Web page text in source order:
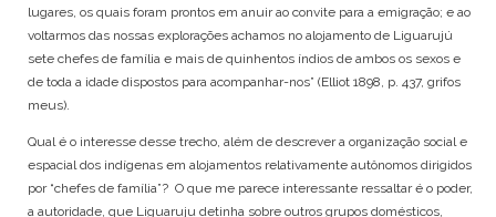
lugares, os quais foram prontos em anuir ao convite para a emigração; e ao
voltarmos das nossas explorações achamos no alojamento de Liguarujú
sete chefes de família e mais de quinhentos índios de ambos os sexos e
de toda a idade dispostos para acompanhar-nos” (Elliot 1898, p. 437, grifos
meus).
Qual é o interesse desse trecho, além de descrever a organização social e
espacial dos indígenas em alojamentos relativamente autônomos dirigidos
por “chefes de família”? O que me parece interessante ressaltar é o poder,
a autoridade, que Liguaruju detinha sobre outros grupos domésticos,